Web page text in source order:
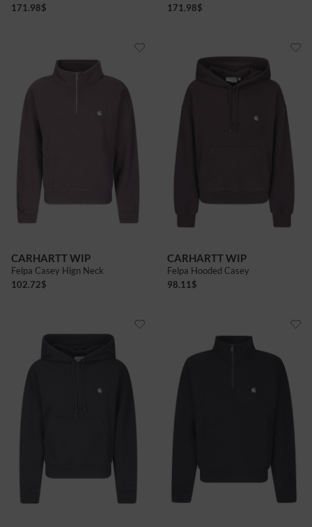
171.98$
171.98$
CARHARTT WIP
Felpa Casey Hign Neck
102.72$
CARHARTT WIP
Felpa Hooded Casey
98.11 $